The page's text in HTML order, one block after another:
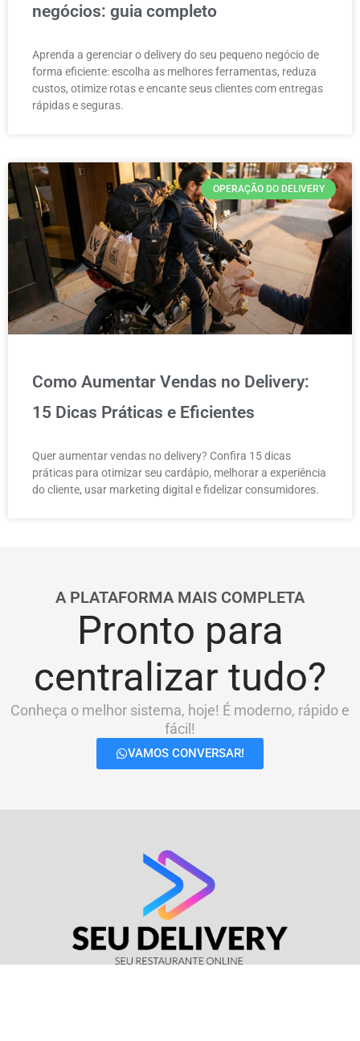
negócios: guia completo
Aprenda a gerenciar o delivery do seu pequeno negócio de
forma eficiente: escolha as melhores ferramentas, reduza
custos, otimize rotas e encante seus clientes com entregas
rápidas e seguras.
OPERAÇÃO DO DELIVERY
Como Aumentar Vendas no Delivery:
15 Dicas Práticas e Eficientes
Quer aumentar vendas no delivery? Confira 15 dicas
práticas para otimizar seu cardápio, melhorar a experiência
do cliente, usar marketing digital e fidelizar consumidores.
A PLATAFORMA MAIS COMPLETA
Pronto para
centralizar tudo?
Conheça o melhor sistema, hoje! É moderno, rápido e
fácil!
VAMOS CONVERSAR!